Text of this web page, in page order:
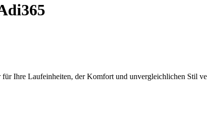
Ihre Laufeinheiten, der Komfort und unvergleichlichen Stil